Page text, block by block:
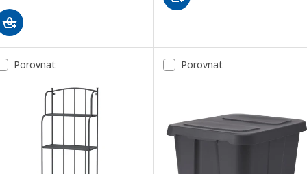
Porovnat Porovnat